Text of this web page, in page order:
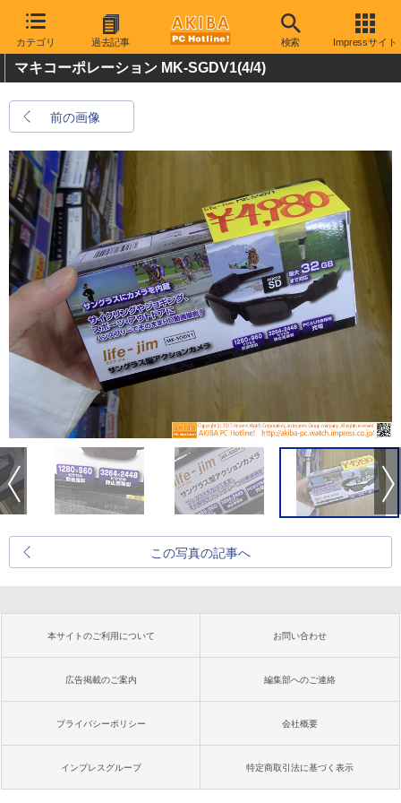
カテゴリ 過去記事 検索 Impressサイト
マキコーポレーション MK-SGDV1(4/4)
前の画像
この写真の記事へ
本サイトのご利用について お問い合わせ
広告掲載のご案内 編集部へのご連絡
プライバシーポリシー 会社概要
インプレスグループ 特定商取引法に基づく表示